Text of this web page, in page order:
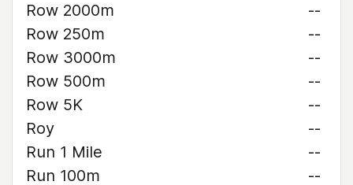
Row 2000m
--
Row 250m
--
Row 3000m
--
Row 500m
--
Row 5K
--
Roy
--
Run 1 Mile
--
Run 100m
--